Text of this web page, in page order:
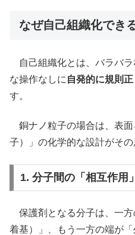
なぜ自己組織化でき
自己組織化とは、バラバラ
な操作なしに 自発的に規則
す。
銅ナノ粒子の場合は、表面
子）」の化学的な設計がその
1. 分子間の「相互作用
保護剤となる分子は、一方
着基）」、もう一方の端が